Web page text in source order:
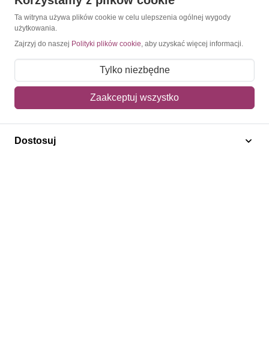
Konto
Moje konto
Mój koszyk
Adres dostawy
Polecamy
Ta witryna używa plików cookie w celu ulepszenia ogólnej wygody
użytkowania.
Zajrzyj do naszej Polityki plików cookie, aby uzyskać więcej informacji.
Tylko niezbędne
Zaakceptuj wszystko
Dostosuj